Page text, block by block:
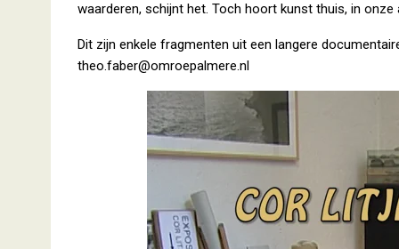
waarderen, schijnt het. Toch hoort kunst thuis, in
Dit zijn enkele fragmenten uit een langere
theo.faber@omroepalmere.nl